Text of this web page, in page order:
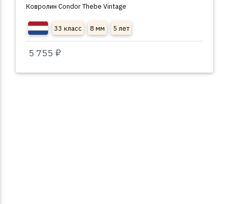
Ковролин Condor Thebe Vintage
33 класс 8 мм 5 лет
5 755 ₽